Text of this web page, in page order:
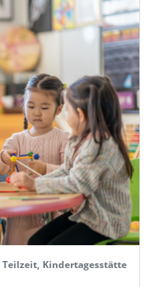
Teilzeit, Kindertagesstätte